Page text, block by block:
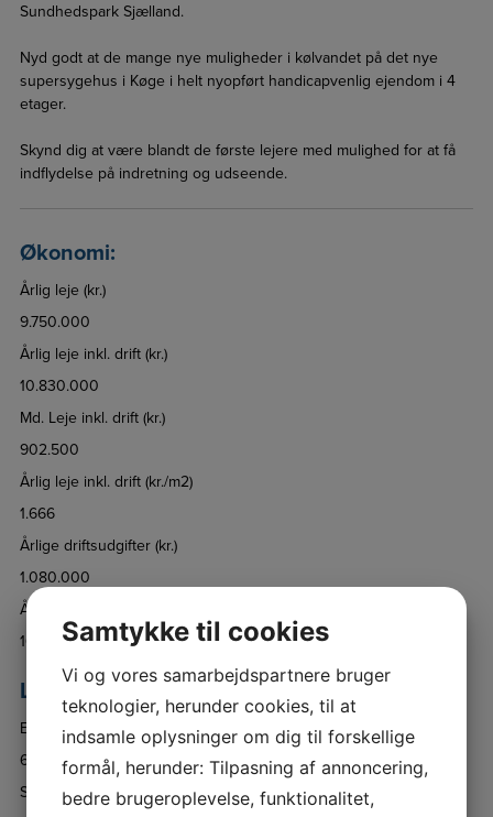
Sundhedspark Sjælland.
Nyd godt at de mange nye muligheder i kølvandet på det nye
supersygehus i Køge i helt nyopført handicapvenlig ejendom i 4
etager.
Skynd dig at være blandt de første lejere med mulighed for at få
indflydelse på indretning og udseende.
Økonomi:
Årlig leje (kr.)
9.750.000
Årlig leje inkl. drift (kr.)
10.830.000
Md. Leje inkl. drift (kr.)
902.500
Årlig leje inkl. drift (kr./m2)
1.666
Årlige driftsudgifter (kr.)
1.080.000
Årlige driftsudgifter (kr./m2)
166
Lokalet:
Etageareal (m2)
6.500
Sekundært areal (m2)
Samtykke til cookies
Vi og vores samarbejdspartnere bruger
teknologier, herunder cookies, til at
indsamle oplysninger om dig til forskellige
formål, herunder: Tilpasning af annoncering,
bedre brugeroplevelse, funktionalitet,